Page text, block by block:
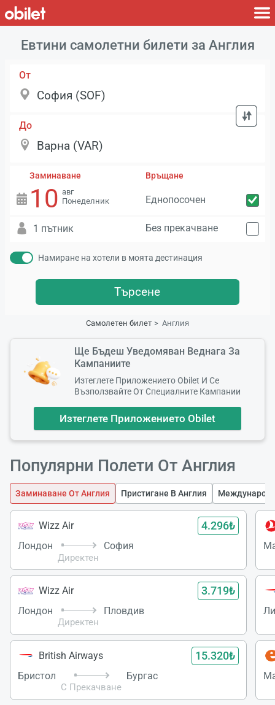
Евтини самолетни билети за Англия
От
До
Заминаване
10 авг
Понеделник
Връщане
Еднопосочен
1 пътник Без прекачване
Намиране на хотели в моята дестинация
Търсене
Самолетен билет Англия
Ще Бъдеш Уведомяван Веднага За
Кампаниите
Изтеглете Приложението Obilet И Се
Възползвайте От Специалните Кампании
Изтеглете Приложението Obilet
Популярни Полети От Англия
Заминаване От Англия Пристигане В Англия
Wizz Air 4.296₺
Лондон
Директен
София
Wizz Air 3.719₺
Лондон
Директен
Пловдив
British Airways 15.320₺
Бристол
С Прекачване
Бургас